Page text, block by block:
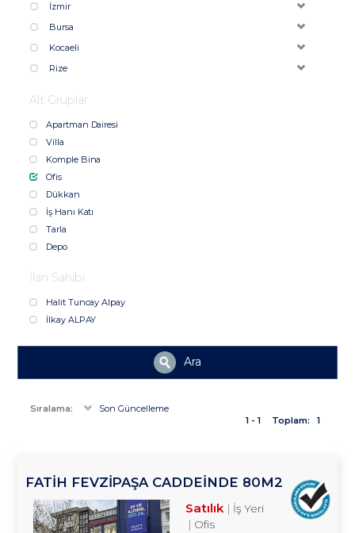
İzmir
Bursa
Kocaeli
Rize
Alt Gruplar
Apartman Dairesi
Villa
Komple Bina
Ofis
Dükkan
İş Hanı Katı
Tarla
Depo
İlan Sahibi
Halit Tuncay Alpay
İlkay ALPAY
Ara
Sıralama:
Son Güncelleme
1 - 1
Toplam: 1
FATİH FEVZİPAŞA CADDEİNDE 80M2
YATIRIMLIK OFİS TROYKADAN
Satılık
İş Yeri
Ofis